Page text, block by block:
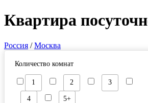
Квартира
Россия /Москва
Количество комнат
1 2 3
4 5+